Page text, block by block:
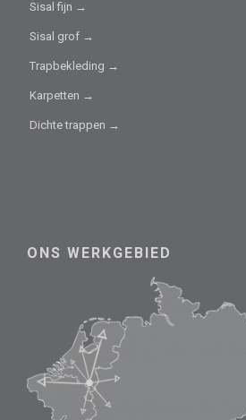
Sisal fijn →
Sisal grof →
Trapbekleding →
Karpetten →
Dichte trappen →
ONS WERKGEBIED